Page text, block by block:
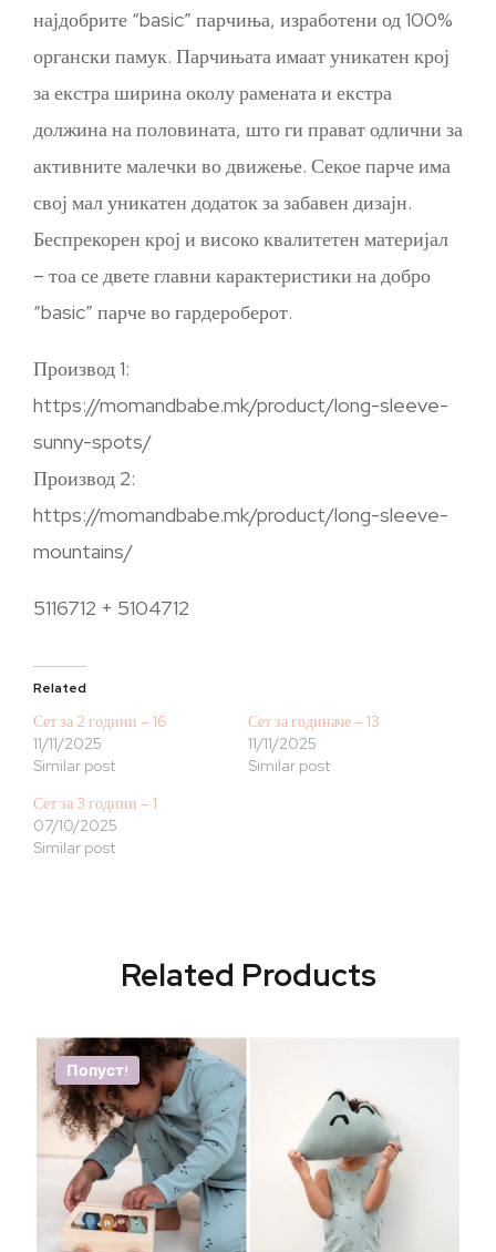
најдобрите “basic” парчиња, изработени од 100%
органски памук. Парчињата имаат уникатен крој
за екстра ширина околу рамената и екстра
должина на половината, што ги прават одлични за
активните малечки во движење. Секое парче има
свој мал уникатен додаток за забавен дизајн.
Беспрекорен крој и високо квалитетен материјал
– тоа се двете главни карактеристики на добро
“basic” парче во гардероберот.
Производ 1:
https://momandbabe.mk/product/long-sleeve-
sunny-spots/
Производ 2:
https://momandbabe.mk/product/long-sleeve-
mountains/
5116712 + 5104712
Related
Сет за 2 години – 16
11/11/2025
Similar post
Сет за годиначе – 13
11/11/2025
Similar post
Сет за 3 години – 1
07/10/2025
Similar post
Related Products
Попуст!